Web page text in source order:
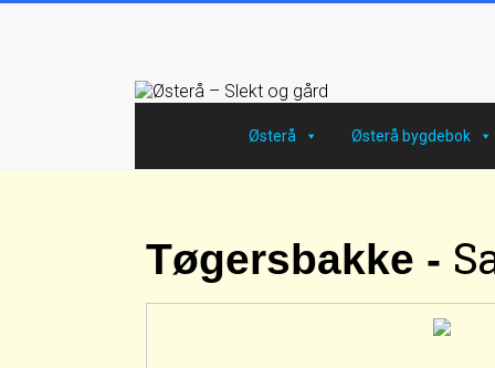
Østerå Østerå bygdebok
Tøgersbakke -